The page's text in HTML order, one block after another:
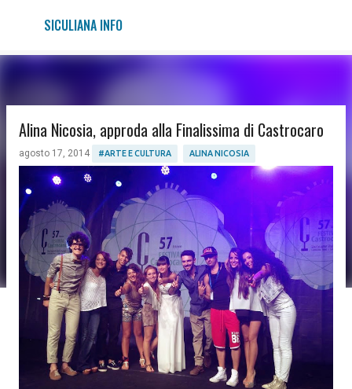
Passa ai contenuti principali
SICULIANA INFO
Alina Nicosia, approda alla Finalissima di Castrocaro
agosto 17, 2014 #ARTE E CULTURA ALINA NICOSIA